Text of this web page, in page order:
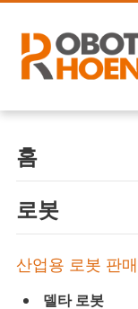
홈
로봇
산업용 로봇 판매
델타 로봇